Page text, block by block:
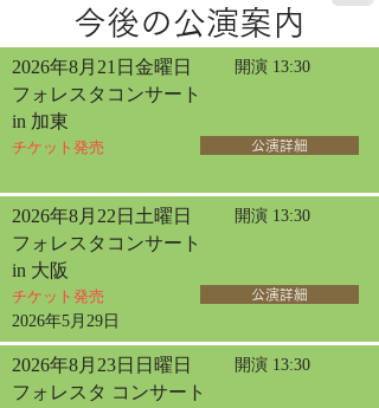
今後の公演案内
2026年8月21日金曜日 開演 13:30
フォレスタコンサート
in 加東
チケット発売 公演詳細
2026年8月22日土曜日 開演 13:30
フォレスタコンサート
in 大阪
チケット発売
2026年5月29日
公演詳細
2026年8月23日日曜日 開演 13:30
フォレスタ コンサート